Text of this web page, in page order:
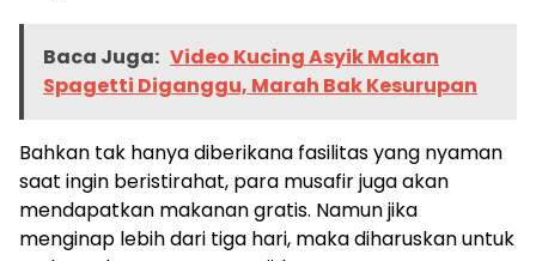
Baca Juga: Video Kucing Asyik Makan
Spagetti Diganggu, Marah Bak Kesurupan
Bahkan tak hanya diberikana fasilitas yang nyaman
saat ingin beristirahat, para musafir juga akan
mendapatkan makanan gratis. Namun jika
menginap lebih dari tiga hari, maka diharuskan untuk